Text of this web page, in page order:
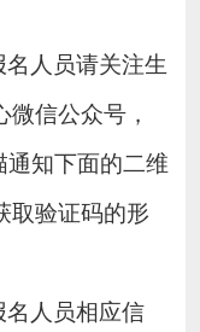
人员请关注生
信公众号，
通知下面的二维
取验证码的形
人员相应信